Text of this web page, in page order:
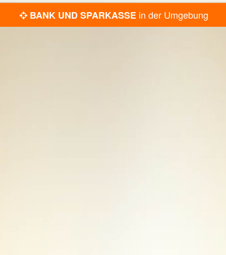
BANK UND SPARKASSE in der Umgebung